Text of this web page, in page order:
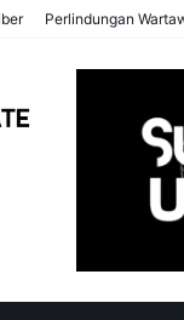
Perlindungan